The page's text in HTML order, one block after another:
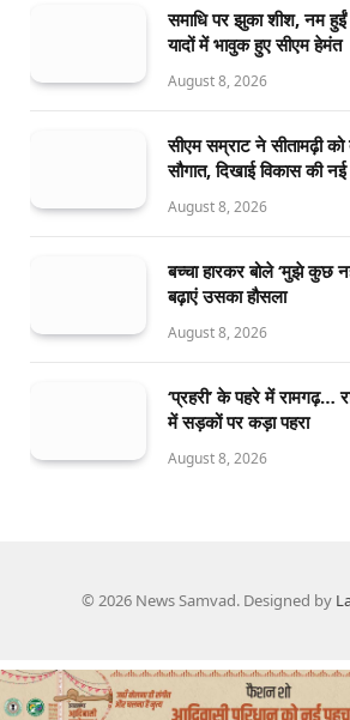
समाधि पर झुका शीश, नम
यादों में भावुक हुए सीएम हेमंत
August 8, 2026
सीएम सम्राट ने सीतामढ़ी
सौगात, दिखाई विकास की नई
August 8, 2026
बच्चा हारकर बोले ‘मुझे कुछ
बढ़ाएं उसका हौसला
August 8, 2026
‘प्रहरी’ के पहरे में रामगढ़…
में सड़कों पर कड़ा पहरा
August 8, 2026
© 2026 News Samvad. Designed by